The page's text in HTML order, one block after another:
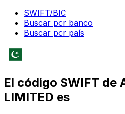
SWIFT/BIC
Buscar por banco
Buscar por país
El código SWIFT de
LIMITED es